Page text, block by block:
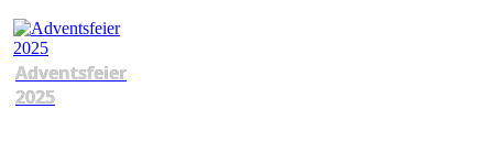
Adventsfeier
2025